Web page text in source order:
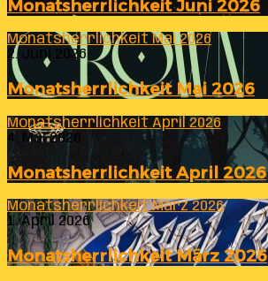
Monatsherrlichkeit Juni 2026
Monatsherrlichkeit Mai 2026
2. Juni 2026
Monatsherrlichkeit Mai 2026
Monatsherrlichkeit April 2026
4. Mai 2026
Monatsherrlichkeit April 2026
Monatsherrlichkeit März 2026
1. April 2026
Monatsherrlichkeit März 2026